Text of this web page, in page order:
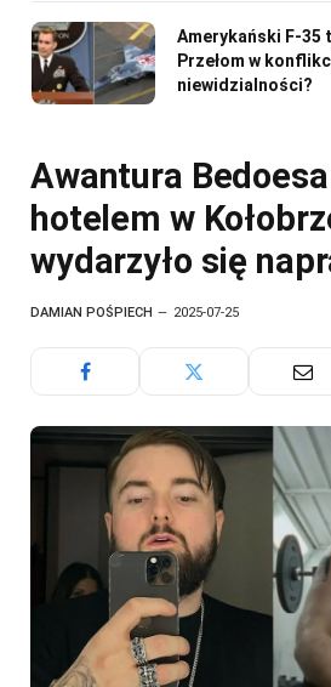
Amerykański F-35
Przełom w
niewidzialności?
Awantura
hotelem w
wydarzyło się
DAMIAN POŚPIECH 2025-07-25